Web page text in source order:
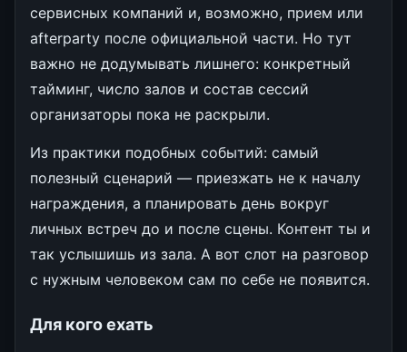
сервисных компаний и, возможно, прием или
afterparty после официальной части. Но тут
важно не додумывать лишнего: конкретный
тайминг, число залов и состав сессий
организаторы пока не раскрыли.
Из практики подобных событий: самый
полезный сценарий — приезжать не к началу
награждения, а планировать день вокруг
личных встреч до и после сцены. Контент ты и
так услышишь из зала. А вот слот на разговор
с нужным человеком сам по себе не появится.
Для кого ехать